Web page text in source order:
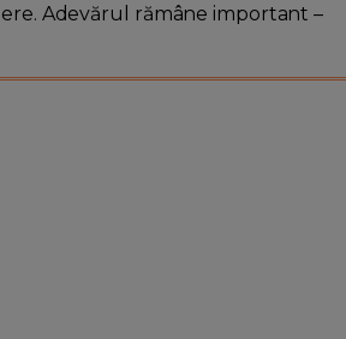
Adevărul rămâne important –